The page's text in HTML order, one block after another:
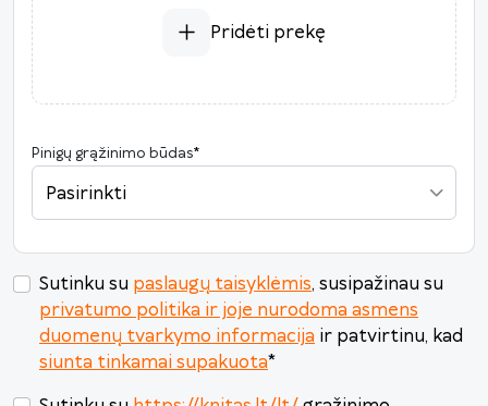
3 4 5 6
31 1 2 3 4 5 6
Šiandien Išvalyti Uždaryti
Pridėti prekę
Pinigų grąžinimo būdas*
Pasirinkti
Sutinku su paslaugų taisyklėmis, susipažinau su
privatumo politika ir joje nurodoma asmens
duomenų tvarkymo informacija ir patvirtinu, kad
siunta tinkamai supakuota*